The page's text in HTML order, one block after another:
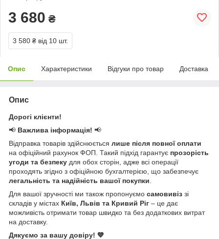
3 680 ₴
3 580 ₴ від 10 шт.
Опис Характеристики Відгуки про товар Доставка
Опис
Дорогі клієнти!
📢 Важлива інформація! 📢
Відправка товарів здійснюється лише після повної оплати
на офіційний рахунок ФОП. Такий підхід гарантує прозорість
угоди та безпеку для обох сторін, адже всі операції
проходять згідно з офіційною бухгалтерією, що забезпечує
легальність та надійність вашої покупки
Для вашої зручності ми також пропонуємо самовивіз зі
складів у містах Київ, Львів та Кривий Ріг – це дає
можливість отримати товар швидко та без додаткових витрат
на доставку.
Дякуємо за вашу довіру! 💙